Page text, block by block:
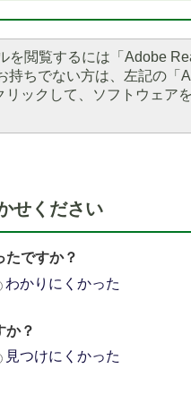
を閲覧するには「Adobe
持ちでない方は、左記の「
ックして、ソフトウェア
せください
たですか？
わかりにくかった
か？
見つけにくかった